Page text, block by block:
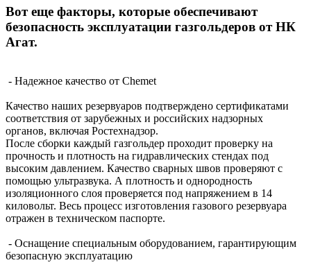
Вот еще факторы, которые обеспечивают
безопасность эксплуатации газгольдеров от НК
Агат.
- Надежное качество от Chemet
Качество наших резервуаров подтверждено сертификатами
соответствия от зарубежных и российских надзорных
органов, включая Ростехнадзор.
После сборки каждый газгольдер проходит проверку на
прочность и плотность на гидравлических стендах под
высоким давлением. Качество сварных швов проверяют с
помощью ультразвука. А плотность и однородность
изоляционного слоя проверяется под напряжением в 14
киловольт. Весь процесс изготовления газового резервуара
отражен в техническом паспорте.
- Оснащение специальным оборудованием, гарантирующим
безопасную эксплуатацию